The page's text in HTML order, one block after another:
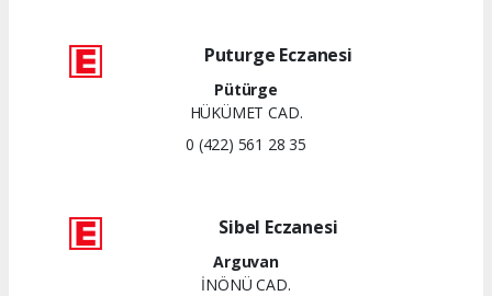
Puturge Eczanesi
Pütürge
HÜKÜMET CAD.
0 (422) 561 28 35
Sibel Eczanesi
Arguvan
İNÖNÜ CAD.